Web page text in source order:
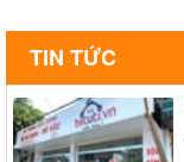
TIN TỨC